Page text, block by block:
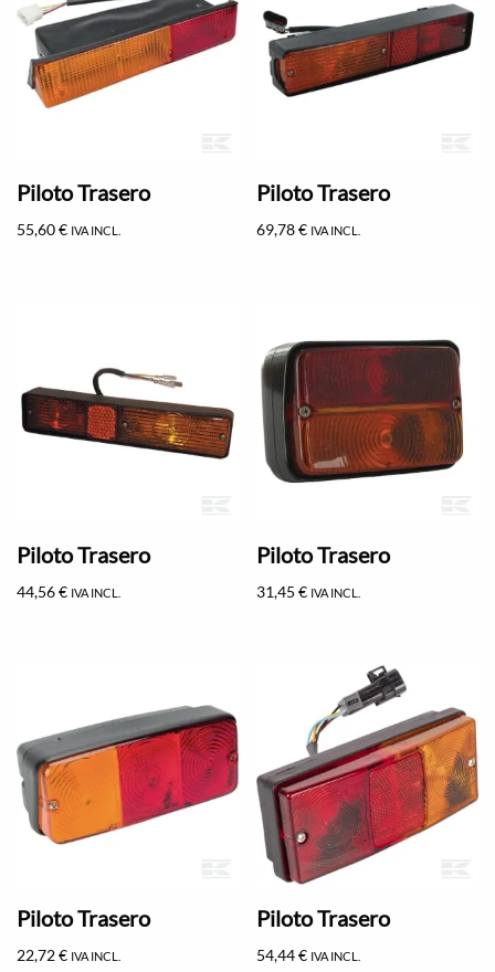
Piloto Trasero
55,60€ IVA INCL.
Piloto Trasero
69,78€ IVA INCL.
Piloto Trasero
44,56€ IVA INCL.
Piloto Trasero
31,45€ IVA INCL.
Piloto Trasero
22,72€ IVA INCL.
Piloto Trasero
54,44€ IVA INCL.